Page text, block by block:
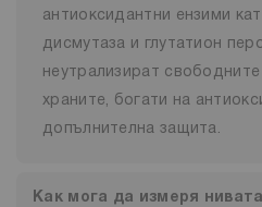
антиоксидантни ензими
дисмутаза и глутатион
неутрализират
храните, богати на
допълнителна защита.
Как мога да измеря